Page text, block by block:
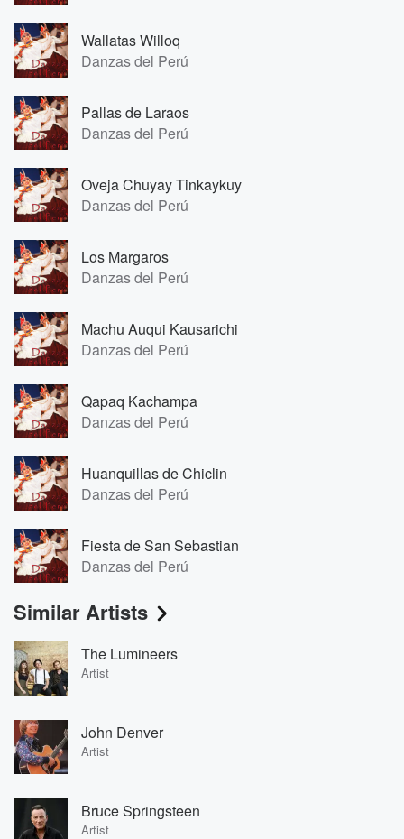
Wallatas Willoq
Danzas del Perú
Pallas de Laraos
Danzas del Perú
Oveja Chuyay Tinkaykuy
Danzas del Perú
Los Margaros
Danzas del Perú
Machu Auqui Kausarichi
Danzas del Perú
Qapaq Kachampa
Danzas del Perú
Huanquillas de Chiclin
Danzas del Perú
Fiesta de San Sebastian
Danzas del Perú
Similar Artists
The Lumineers
Artist
John Denver
Artist
Bruce Springsteen
Artist